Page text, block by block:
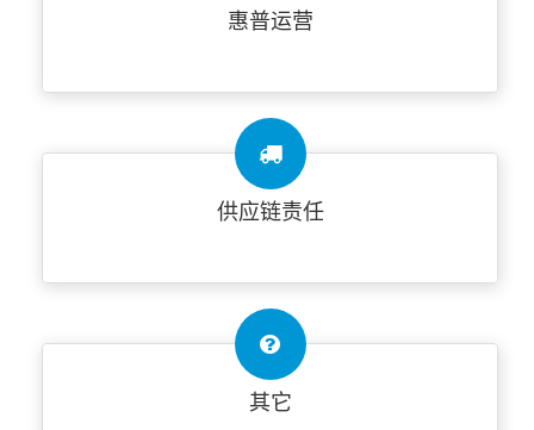
惠普运营
供应链责任
其它